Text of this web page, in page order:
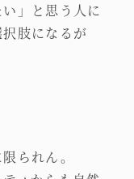
」と思う人に
肢になるが
られん。